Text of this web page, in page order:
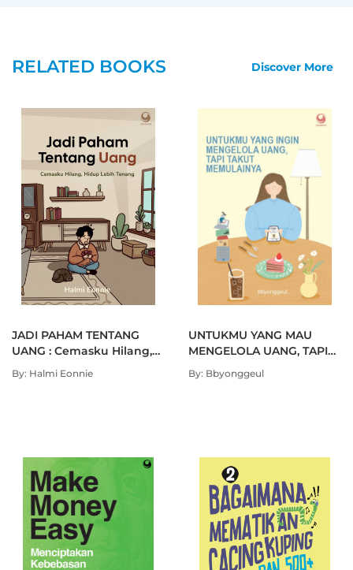
RELATED BOOKS Discover More
JADI PAHAM TENTANG
UANG : Cemasku Hilang,
Hidup Lebih Tenang
By: Halmi Eonnie
UNTUKMU YANG MAU
MENGELOLA UANG, TAPI
TAKUT MEMULAINYA
By: Bbyonggeul